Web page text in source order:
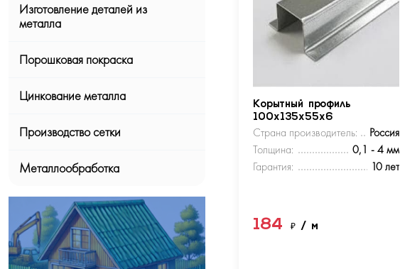
Изготовление деталей из
металла
Порошковая покраска
Цинкование металла
Производство сетки
Металлообработка
Корытный профиль
100х135х55х6
Страна производитель:
Россия
Толщина:
0,1 - 4 мм
Гарантия:
10 лет
184₽/ м